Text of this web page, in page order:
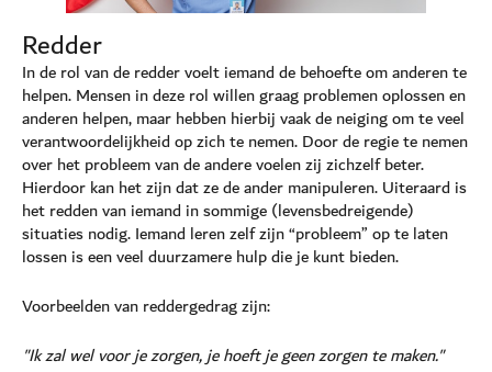
Redder
In de rol van de redder voelt iemand de behoefte om anderen te
helpen. Mensen in deze rol willen graag problemen oplossen en
anderen helpen, maar hebben hierbij vaak de neiging om te veel
verantwoordelijkheid op zich te nemen. Door de regie te nemen
over het probleem van de andere voelen zij zichzelf beter.
Hierdoor kan het zijn dat ze de ander manipuleren. Uiteraard is
het redden van iemand in sommige (levensbedreigende)
situaties nodig. Iemand leren zelf zijn “probleem” op te laten
lossen is een veel duurzamere hulp die je kunt bieden.
Voorbeelden van reddergedrag zijn:
"Ik zal wel voor je zorgen, je hoeft je geen zorgen te maken."